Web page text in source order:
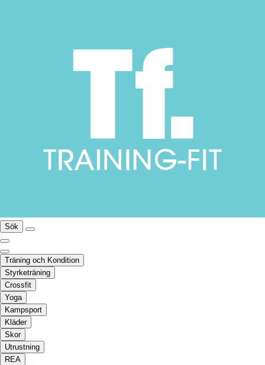
Sök
Träning och Kondition
Styrketräning
Crossfit
Yoga
Kampsport
Kläder
Skor
Utrustning
REA